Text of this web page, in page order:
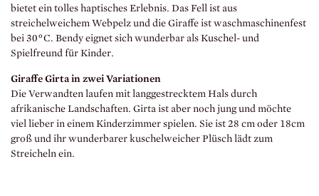
bietet ein tolles haptisches Erlebnis. Das Fell ist aus
streichelweichem Webpelz und die Giraffe ist waschmaschinenfest
bei 30°C. Bendy eignet sich wunderbar als Kuschel- und
Spielfreund für Kinder.
Giraffe Girta in zwei Variationen
Die Verwandten laufen mit langgestrecktem Hals durch
afrikanische Landschaften. Girta ist aber noch jung und möchte
viel lieber in einem Kinderzimmer spielen. Sie ist 28 cm oder 18cm
groß und ihr wunderbarer kuschelweicher Plüsch lädt zum
Streicheln ein.